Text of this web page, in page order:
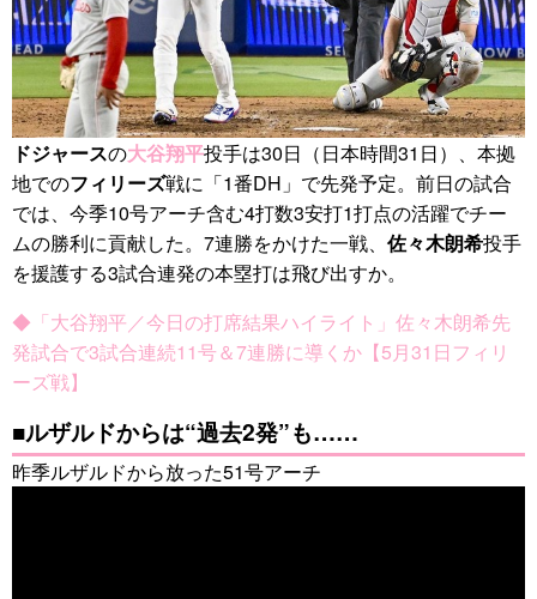
ドジャースの大谷翔平投手は30日（日本時間31日）、本拠
地でのフィリーズ戦に「1番DH」で先発予定。前日の試合
では、今季10号アーチ含む4打数3安打1打点の活躍でチー
ムの勝利に貢献した。7連勝をかけた一戦、 佐々木朗希投手
を援護する3試合連発の本塁打は飛び出すか。
◆「大谷翔平／今日の打席結果ハイライト」佐々木朗希先
発試合で3試合連続11号＆7連勝に導くか【5月31日フィリ
ーズ戦】
■ルザルドからは“過去2発”も……
昨季ルザルドから放った51号アーチ